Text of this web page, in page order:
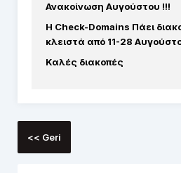
Ανακοίνωση Αυγούστου !!!
Η Check-Domains Πάει
κλειστά από 11-28
Καλές διακοπές
<< Geri